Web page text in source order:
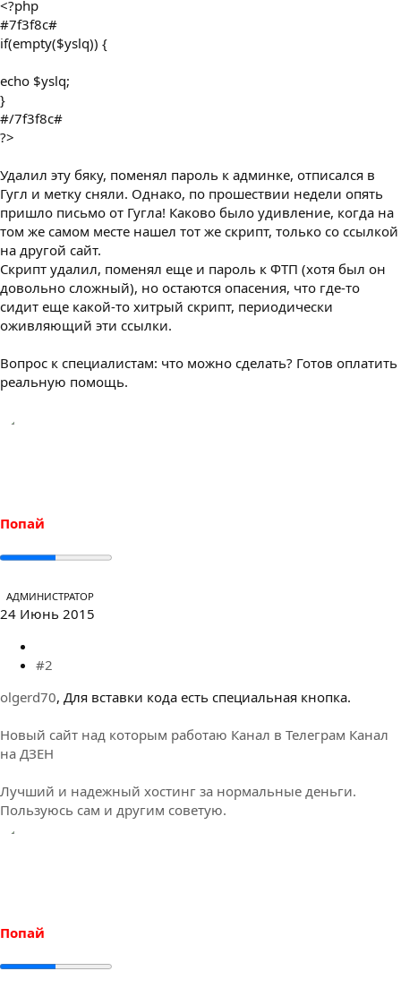
<?php
#7f3f8c#
if(empty($yslq)) {
echo $yslq;
}
#/7f3f8c#
?>
Удалил эту бяку, поменял пароль к админке, отписался в
Гугл и метку сняли. Однако, по прошествии недели опять
пришло письмо от Гугла! Каково было удивление, когда на
том же самом месте нашел тот же скрипт, только со ссылкой
на другой сайт.
Скрипт удалил, поменял еще и пароль к ФТП (хотя был он
довольно сложный), но остаются опасения, что где-то
сидит еще какой-то хитрый скрипт, периодически
оживляющий эти ссылки.
Вопрос к cпециалистам: что можно сделать? Готов оплатить
реальную помощь.
Попай
АДМИНИСТРАТОР
24 Июнь 2015
#2
olgerd70, Для вставки кода есть специальная кнопка.
Новый сайт над которым работаю Канал в Телеграм Канал
на ДЗЕН
Лучший и надежный хостинг за нормальные деньги.
Пользуюсь сам и другим советую.
Попай